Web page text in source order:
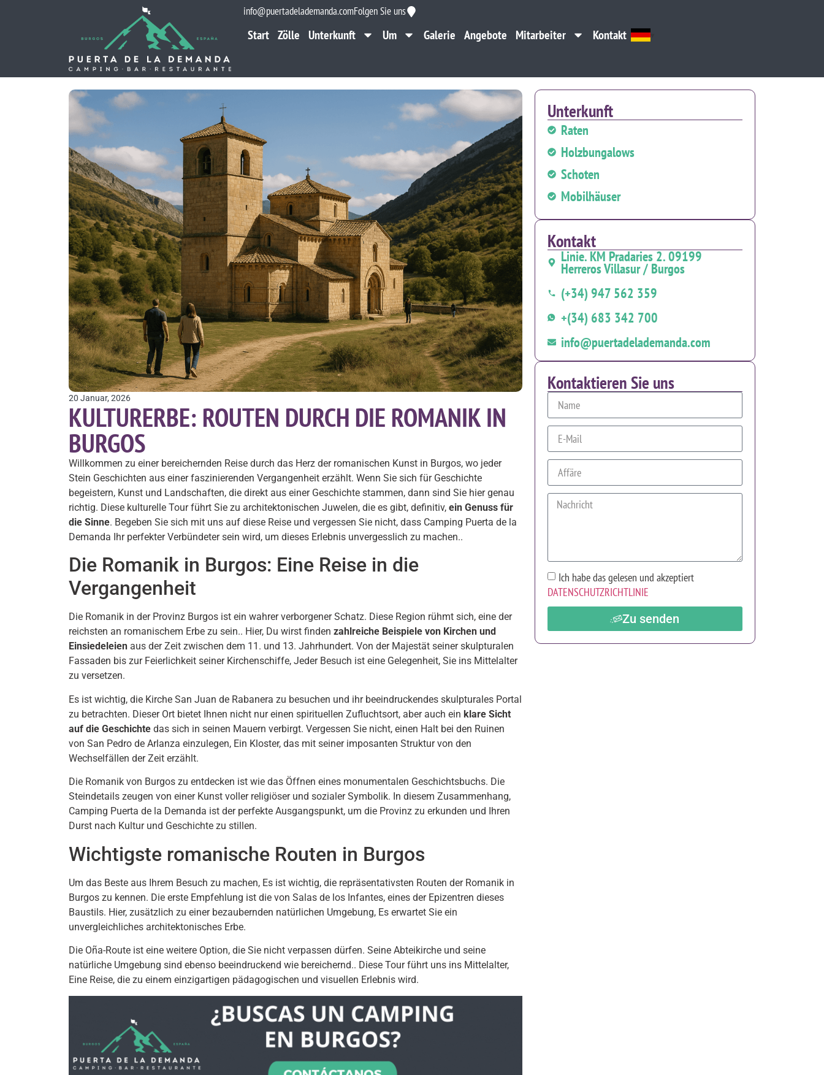
info@puertadelademanda.comFolgen Sie uns
Start Zölle Unterkunft Um Galerie Angebote Mitarbeiter
Kontakt
20 Januar, 2026
KULTURERBE: ROUTEN DURCH DIE ROMANIK IN
BURGOS
Willkommen zu einer bereichernden Reise durch das Herz der romanischen Kunst in Burgos, wo jeder
Stein Geschichten aus einer faszinierenden Vergangenheit erzählt. Wenn Sie sich für Geschichte
begeistern, Kunst und Landschaften, die direkt aus einer Geschichte stammen, dann sind Sie hier genau
richtig. Diese kulturelle Tour führt Sie zu architektonischen Juwelen, die es gibt, definitiv, ein Genuss für
die Sinne. Begeben Sie sich mit uns auf diese Reise und vergessen Sie nicht, dass Camping Puerta de la
Demanda Ihr perfekter Verbündeter sein wird, um dieses Erlebnis unvergesslich zu machen..
Die Romanik in Burgos: Eine Reise in die
Vergangenheit
Die Romanik in der Provinz Burgos ist ein wahrer verborgener Schatz. Diese Region rühmt sich, eine der
reichsten an romanischem Erbe zu sein.. Hier, Du wirst finden zahlreiche Beispiele von Kirchen und
Einsiedeleien aus der Zeit zwischen dem 11. und 13. Jahrhundert. Von der Majestät seiner skulpturalen
Fassaden bis zur Feierlichkeit seiner Kirchenschiffe, Jeder Besuch ist eine Gelegenheit, Sie ins Mittelalter
zu versetzen.
Es ist wichtig, die Kirche San Juan de Rabanera zu besuchen und ihr beeindruckendes skulpturales Portal
zu betrachten. Dieser Ort bietet Ihnen nicht nur einen spirituellen Zufluchtsort, aber auch ein klare Sicht
auf die Geschichte das sich in seinen Mauern verbirgt. Vergessen Sie nicht, einen Halt bei den Ruinen
von San Pedro de Arlanza einzulegen, Ein Kloster, das mit seiner imposanten Struktur von den
Wechselfällen der Zeit erzählt.
Die Romanik von Burgos zu entdecken ist wie das Öffnen eines monumentalen Geschichtsbuchs. Die
Steindetails zeugen von einer Kunst voller religiöser und sozialer Symbolik. In diesem Zusammenhang,
Camping Puerta de la Demanda ist der perfekte Ausgangspunkt, um die Provinz zu erkunden und Ihren
Durst nach Kultur und Geschichte zu stillen.
Wichtigste romanische Routen in Burgos
Um das Beste aus Ihrem Besuch zu machen, Es ist wichtig, die repräsentativsten Routen der Romanik in
Burgos zu kennen. Die erste Empfehlung ist die von Salas de los Infantes, eines der Epizentren dieses
Baustils. Hier, zusätzlich zu einer bezaubernden natürlichen Umgebung, Es erwartet Sie ein
unvergleichliches architektonisches Erbe.
Die Oña-Route ist eine weitere Option, die Sie nicht verpassen dürfen. Seine Abteikirche und seine
natürliche Umgebung sind ebenso beeindruckend wie bereichernd.. Diese Tour führt uns ins Mittelalter,
Eine Reise, die zu einem einzigartigen pädagogischen und visuellen Erlebnis wird.
Unterkunft
Raten
Holzbungalows
Schoten
Mobilhäuser
Kontakt
Linie. KM Pradaries 2. 09199
Herreros Villasur / Burgos
(+34) 947 562 359
+(34) 683 342 700
info@puertadelademanda.com
Kontaktieren Sie uns
Ich habe das gelesen und akzeptiert
DATENSCHUTZRICHTLINIE
Zu senden